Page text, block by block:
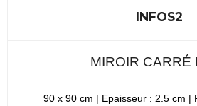
INFOS2
MIROIR CARRÉ
90 x 90 cm | Epaisseur : 2.5 cm |